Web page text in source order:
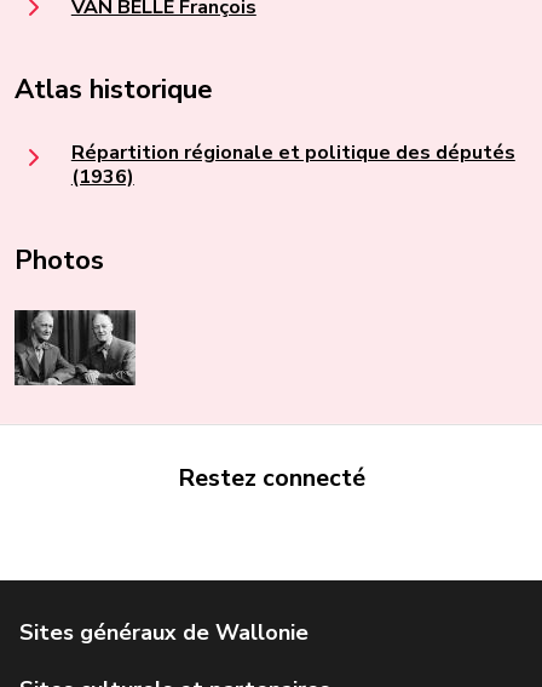
VAN BELLE François
Atlas historique
Répartition régionale et politique des députés
(1936)
Photos
Restez connecté